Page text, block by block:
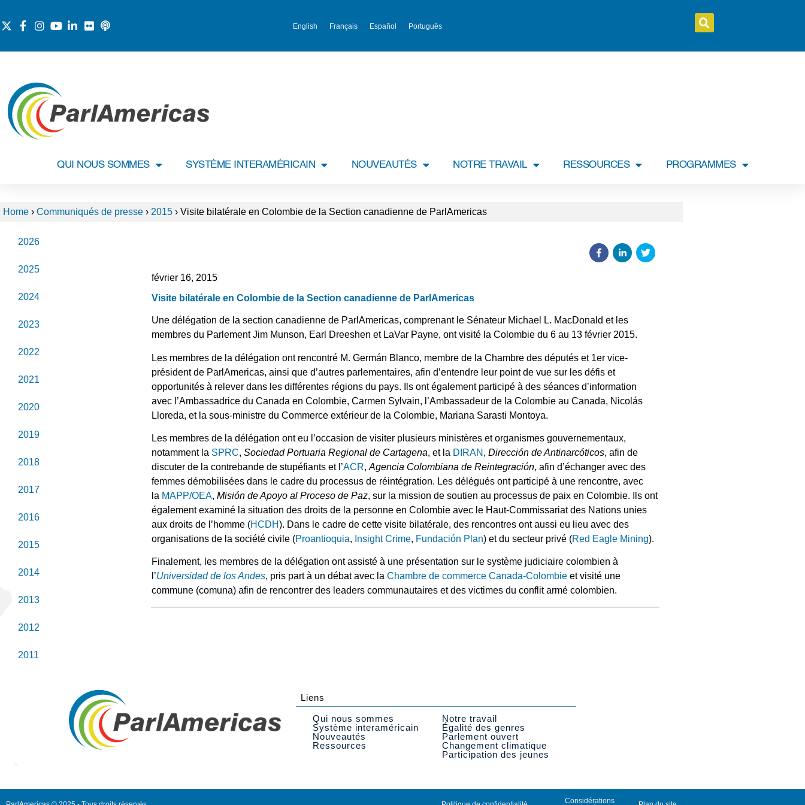
English Français Español Português
QUI NOUS SOMMES SYSTÈME INTERAMÉRICAIN NOUVEAUTÉS NOTRE TRAVAIL RESSOURCES PROGRAMMES
Home › Communiqués de presse › 2015 › Visite bilatérale en Colombie de la Section canadienne de ParlAmericas
2026
2025
2024
2023
2022
2021
2020
2019
2018
2017
2016
2015
2014
2013
2012
2011
février 16, 2015
Visite bilatérale en Colombie de la Section canadienne de ParlAmericas
Une délégation de la section canadienne de ParlAmericas, comprenant le Sénateur Michael L. MacDonald et les
membres du Parlement Jim Munson, Earl Dreeshen et LaVar Payne, ont visité la Colombie du 6 au 13 février 2015.
Les membres de la délégation ont rencontré M. Germán Blanco, membre de la Chambre des députés et 1er vice-
président de ParlAmericas, ainsi que d’autres parlementaires, afin d’entendre leur point de vue sur les défis et
opportunités à relever dans les différentes régions du pays. Ils ont également participé à des séances d’information
avec l’Ambassadrice du Canada en Colombie, Carmen Sylvain, l’Ambassadeur de la Colombie au Canada, Nicolás
Lloreda, et la sous-ministre du Commerce extérieur de la Colombie, Mariana Sarasti Montoya.
Les membres de la délégation ont eu l’occasion de visiter plusieurs ministères et organismes gouvernementaux,
notamment la SPRC,Sociedad Portuaria Regional de Cartagena, et la DIRAN ,Dirección de Antinarcóticos, afin de
discuter de la contrebande de stupéfiants et l’ACR,Agencia Colombiana de Reintegración, afin d’échanger avec des
femmes démobilisées dans le cadre du processus de réintégration. Les délégués ont participé à une rencontre, avec
la MAPP/OEA,Misión de Apoyo al Proceso de Paz, sur la mission de soutien au processus de paix en Colombie. Ils ont
également examiné la situation des droits de la personne en Colombie avec le Haut-Commissariat des Nations unies
aux droits de l’homme (HCDH). Dans le cadre de cette visite bilatérale, des rencontres ont aussi eu lieu avec des
organisations de la société civile (Proantioquia, Insight Crime, Fundación Plan) et du secteur privé (Red Eagle Mining).
Finalement, les membres de la délégation ont assisté à une présentation sur le système judiciaire colombien à
l’Universidad de los Andes, pris part à un débat avec laChambre de commerce Canada-Colombie et visité une
commune (comuna) afin de rencontrer des leaders communautaires et des victimes du conflit armé colombien.
Liens
Qui nous sommes
Système interaméricain
Nouveautés
Ressources
Notre travail
Égalité des genres
Parlement ouvert
Changement climatique
Participation des jeunes
Considérations